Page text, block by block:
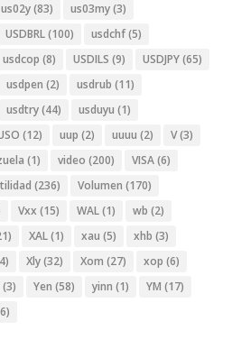
us02y(83) us03my(3)
USDBRL(100) usdchf(5)
usdcop (8) USDILS (9) USDJPY(65)
usdpen (2) usdrub (11)
usdtry(44) usduyu (1)
(12) uup (2) uuuu (2) V(3)
(1) video (200) VISA(6)
(236) Volumen (170)
Vxx (15) WAL(1) wb (2)
XAL(1) xau (5) xhb (3)
Xly(32) Xom (27) xop (6)
(3) Yen (58) yinn (1) YM (17)